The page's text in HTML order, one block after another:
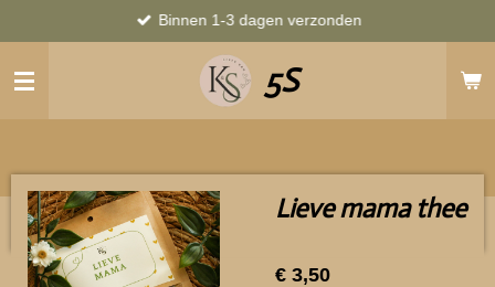
direct
naar
hoofdinhoud
5S
Binnen 1-3 dagen verzonden
Lieve mama thee
€ 3,50